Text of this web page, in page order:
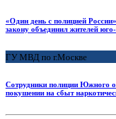
«Один день с полицией
закону объединил жителей
ГУ МВД по г.Москве
Сотрудники полиции Южного
покушении на сбыт